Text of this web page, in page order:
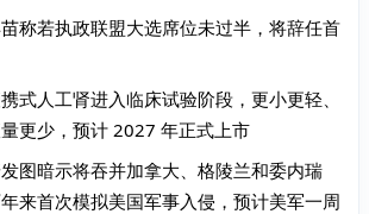
称若执政联盟大选席位未过半，将辞任首
式人工肾进入临床试验阶段，更小更轻、
更少，预计 2027 年正式上市
图暗示将吞并加拿大、格陵兰和委内瑞
来首次模拟美国军事入侵，预计美军一周